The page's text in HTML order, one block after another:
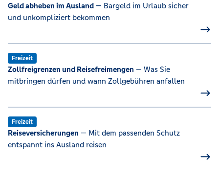
Geld abheben im Ausland — Bargeld im Urlaub sicher
und unkompliziert bekommen
Freizeit
Zollfreigrenzen und Reisefreimengen — Was Sie
mitbringen dürfen und wann Zollgebühren anfallen
Freizeit
Reiseversicherungen — Mit dem passenden Schutz
entspannt ins Ausland reisen